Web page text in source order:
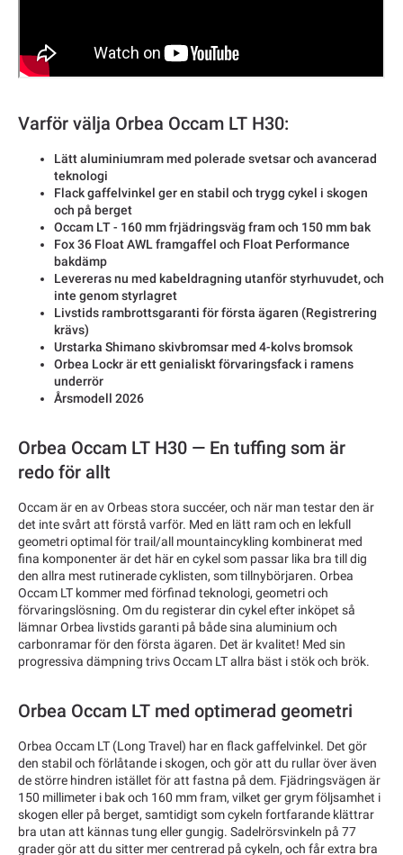
Varför välja Orbea Occam LT H30:
Lätt aluminiumram med polerade svetsar och avancerad
teknologi
Flack gaffelvinkel ger en stabil och trygg cykel i skogen
och på berget
Occam LT - 160 mm frjädringsväg fram och 150 mm bak
Fox 36 Float AWL framgaffel och Float Performance
bakdämp
Levereras nu med kabeldragning utanför styrhuvudet, och
inte genom styrlagret
Livstids rambrottsgaranti för första ägaren (Registrering
krävs)
Urstarka Shimano skivbromsar med 4-kolvs bromsok
Orbea Lockr är ett genialiskt förvaringsfack i ramens
underrör
Årsmodell 2026
Orbea Occam LT H30 — En tuffing som är
redo för allt
Occam är en av Orbeas stora succéer, och när man testar den är
det inte svårt att förstå varför. Med en lätt ram och en lekfull
geometri optimal för trail/all mountaincykling kombinerat med
fina komponenter är det här en cykel som passar lika bra till dig
den allra mest rutinerade cyklisten, som tillnybörjaren. Orbea
Occam LT kommer med förfinad teknologi, geometri och
förvaringslösning. Om du registerar din cykel efter inköpet så
lämnar Orbea livstids garanti på både sina aluminium och
carbonramar för den första ägaren. Det är kvalitet! Med sin
progressiva dämpning trivs Occam LT allra bäst i stök och brök.
Orbea Occam LT med optimerad geometri
Orbea Occam LT (Long Travel) har en flack gaffelvinkel. Det gör
den stabil och förlåtande i skogen, och gör att du rullar över även
de större hindren istället för att fastna på dem. Fjädringsvägen är
150 millimeter i bak och 160 mm fram, vilket ger grym följsamhet i
skogen eller på berget, samtidigt som cykeln fortfarande klättrar
bra utan att kännas tung eller gungig. Sadelrörsvinkeln på 77
grader gör att du sitter mer centrerad på cykeln, och får extra bra